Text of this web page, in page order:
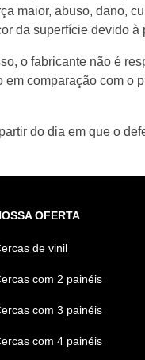
maior, abuso, dano,
da superfície devido à
o fabricante não é
comparação com o
do dia em que o
OFERTA
de vinil
com 2 painéis
com 3 painéis
com 4 painéis